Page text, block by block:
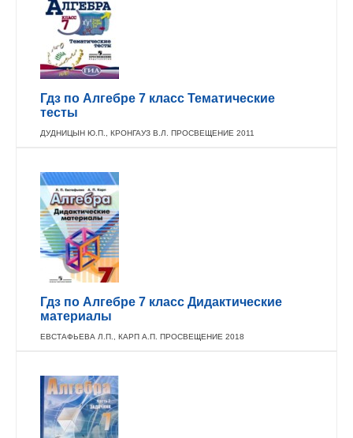
Гдз по Алгебре 7 класс Тематические
тесты
ДУДНИЦЫН Ю.П., КРОНГАУЗ В.Л. ПРОСВЕЩЕНИЕ 2011
Гдз по Алгебре 7 класс Дидактические
материалы
ЕВСТАФЬЕВА Л.П., КАРП А.П. ПРОСВЕЩЕНИЕ 2018